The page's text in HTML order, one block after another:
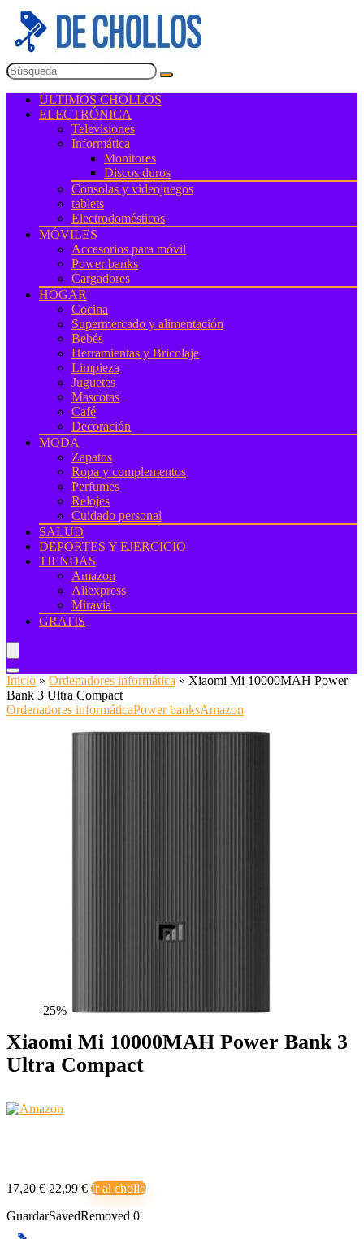
ÚLTIMOS CHOLLOS
ELECTRÓNICA
Televisiones
Informática
Monitores
Discos duros
Consolas y videojuegos
tablets
Electrodomésticos
MÓVILES
Accesorios para móvil
Power banks
Cargadores
HOGAR
Cocina
Supermercado y alimentación
Bebés
Herramientas y Bricolaje
Limpieza
Juguetes
Mascotas
Café
Decoración
MODA
Zapatos
Ropa y complementos
Perfumes
Relojes
Cuidado personal
SALUD
DEPORTES Y EJERCICIO
TIENDAS
Amazon
Aliexpress
Miravia
GRATIS
Inicio » Ordenadores informática » Xiaomi Mi 10000MAH Power
Bank 3 Ultra Compact
Ordenadores informáticaPower banksAmazon
-25%
Xiaomi Mi 10000MAH Power Bank 3
Ultra Compact
17,20 € 22,99 € Ir al chollo
GuardarSavedRemoved 0